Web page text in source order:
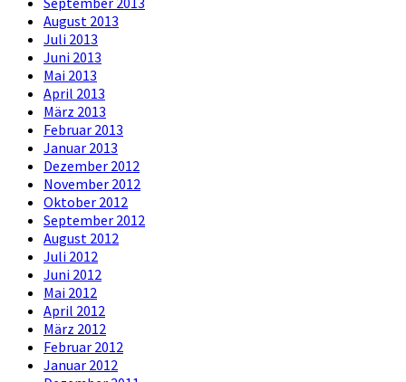
August 2013
Juli 2013
Juni 2013
Mai 2013
April 2013
März 2013
Februar 2013
Januar 2013
Dezember 2012
November 2012
Oktober 2012
September 2012
August 2012
Juli 2012
Juni 2012
Mai 2012
April 2012
März 2012
Februar 2012
Januar 2012